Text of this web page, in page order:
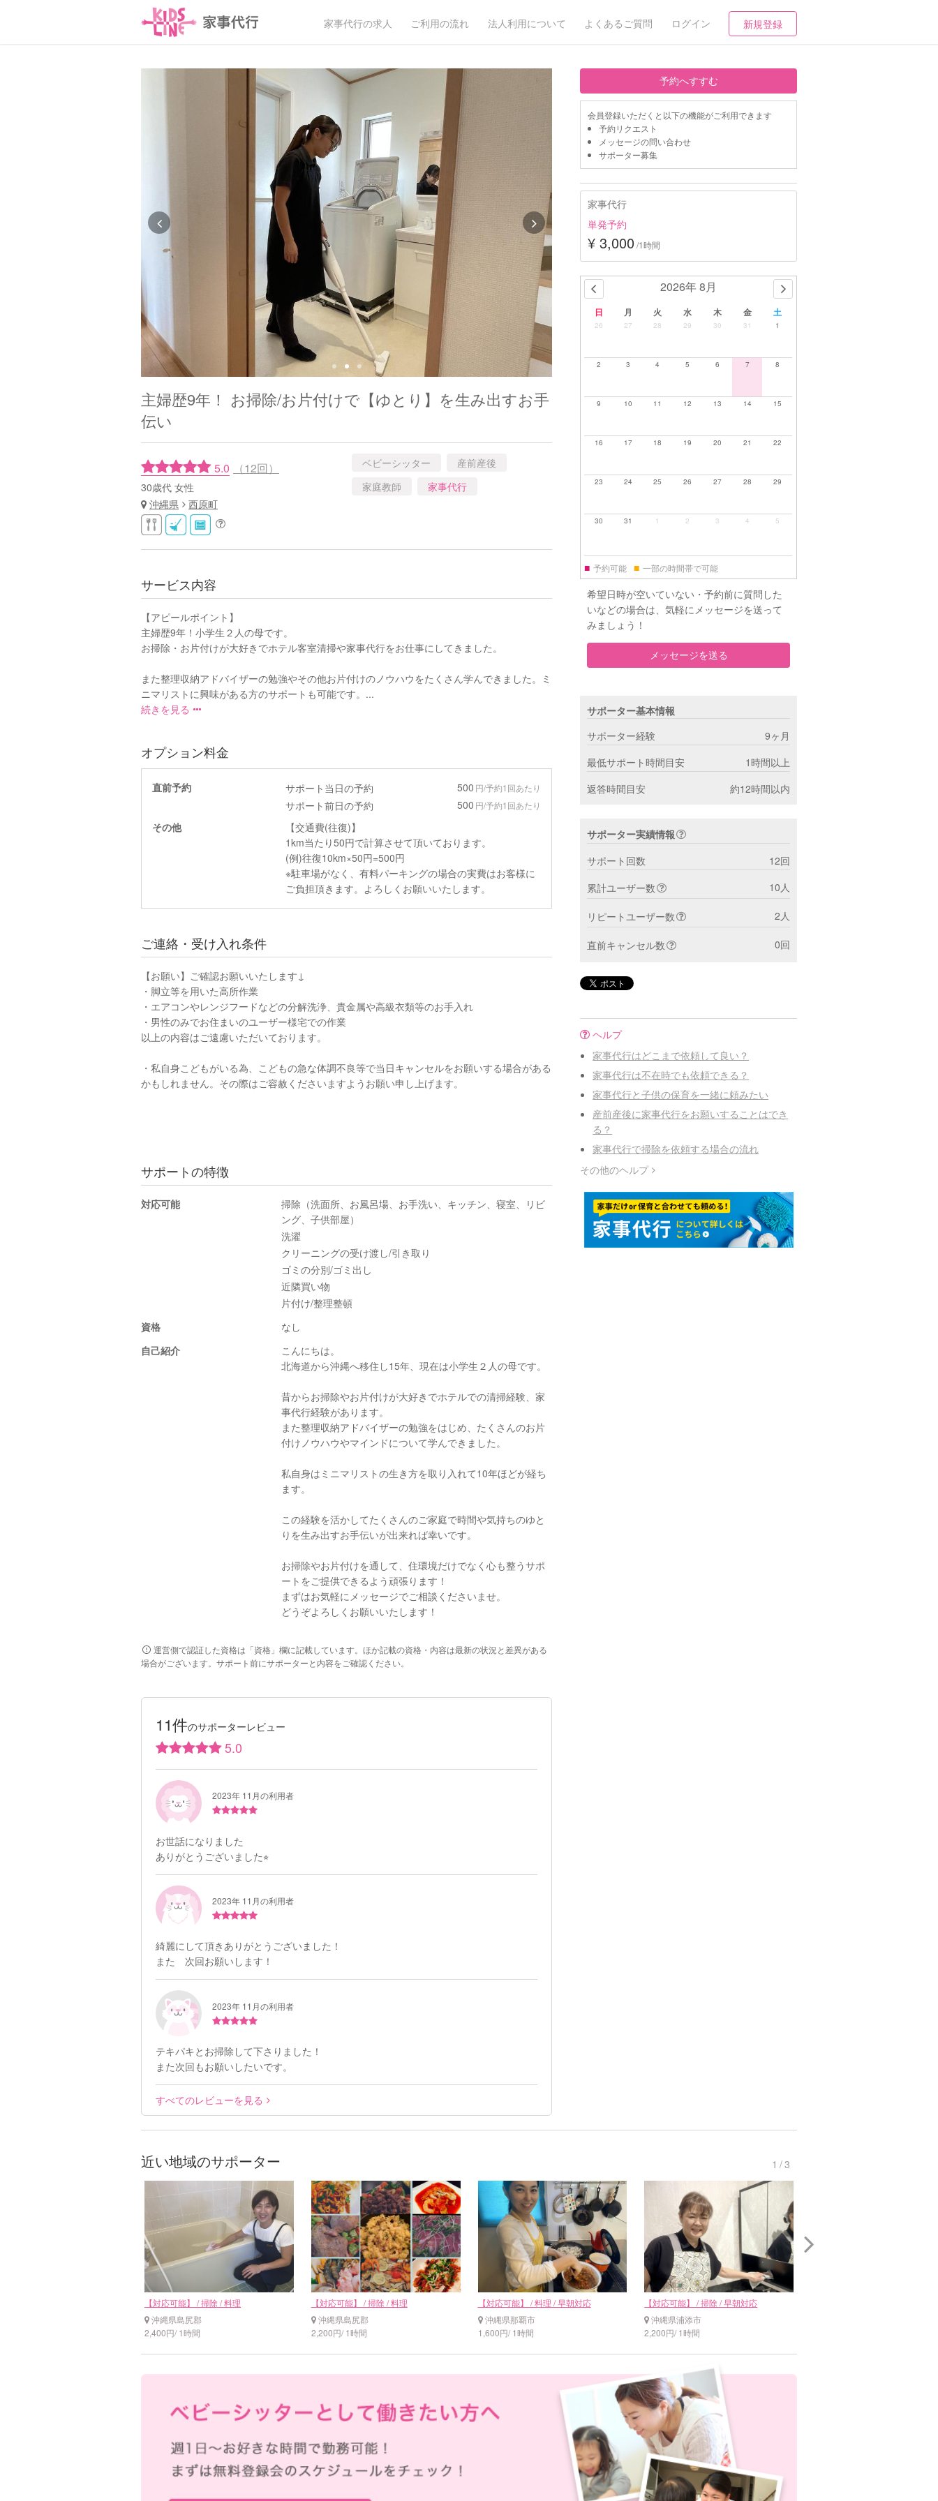
家事代行の求人 ご利用の流れ 法人利用について よくあるご質問 ログイン 新規登録
主婦歴9年！ お掃除/お片付けで【ゆとり】を生み出すお手
伝い
5.0 （12回）
30歳代 女性
沖縄県
西原町
ベビーシッター
産前産後
家庭教師
家事代行
サービス内容
【アピールポイント】
主婦歴9年！小学生２人の母です。
お掃除・お片付けが大好きでホテル客室清掃や家事代行をお仕事にしてきました。
また整理収納アドバイザーの勉強やその他お片付けのノウハウをたくさん学んできました。ミ
ニマリストに興味がある方のサポートも可能です。...
続きを見る
オプション料金
直前予約 サポート当日の予約 500 円/予約1回あたり
サポート前日の予約 500 円/予約1回あたり
その他
【交通費(往復)】
1km当たり50円で計算させて頂いております。
(例)往復10km×50円=500円
※駐車場がなく、有料パーキングの場合の実費はお客様に
ご負担頂きます。よろしくお願いいたします。
ご連絡・受け入れ条件
【お願い】ご確認お願いいたします↓
・脚立等を用いた高所作業
・エアコンやレンジフードなどの分解洗浄、貴金属や高級衣類等のお手入れ
・男性のみでお住まいのユーザー様宅での作業
以上の内容はご遠慮いただいております。
・私自身こどもがいる為、こどもの急な体調不良等で当日キャンセルをお願いする場合がある
かもしれません。その際はご容赦くださいますようお願い申し上げます。
サポートの特徴
対応可能
掃除（洗面所、お風呂場、お手洗い、キッチン、寝室、リビ
ング、子供部屋）
洗濯
クリーニングの受け渡し/引き取り
ゴミの分別/ゴミ出し
近隣買い物
片付け/整理整頓
資格
なし
自己紹介
こんにちは。
北海道から沖縄へ移住し15年、現在は小学生２人の母です。
昔からお掃除やお片付けが大好きでホテルでの清掃経験、家
事代行経験があります。
また整理収納アドバイザーの勉強をはじめ、たくさんのお片
付けノウハウやマインドについて学んできました。
私自身はミニマリストの生き方を取り入れて10年ほどが経ち
ます。
この経験を活かしてたくさんのご家庭で時間や気持ちのゆと
りを生み出すお手伝いが出来れば幸いです。
お掃除やお片付けを通して、住環境だけでなく心も整うサポ
ートをご提供できるよう頑張ります！
まずはお気軽にメッセージでご相談くださいませ。
どうぞよろしくお願いいたします！
運営側で認証した資格は「資格」欄に記載しています。ほか記載の資格・内容は最新の状況と差異がある
場合がございます。サポート前にサポーターと内容をご確認ください。
11件のサポーターレビュー
5.0
2023年 11月の利用者
お世話になりました
ありがとうございました⭐︎
2023年 11月の利用者
綺麗にして頂きありがとうございました！
また 次回お願いします！
2023年 11月の利用者
テキパキとお掃除して下さりました！
また次回もお願いしたいです。
すべてのレビューを見る
予約へすすむ
会員登録いただくと以下の機能がご利用できます
予約リクエスト
メッセージの問い合わせ
サポーター募集
家事代行
単発予約
¥ 3,000 /1時間
2026年 8月
日 月 火 水 木 金 土
26 27 28 29 30 31 1
2 3 4 5 6 7 8
9 10 11 12 13 14 15
16 17 18 19 20 21 22
23 24 25 26 27 28 29
30 31 1 2 3 4 5
■ 予約可能 ■ 一部の時間帯で可能
希望日時が空いていない・予約前に質問した
いなどの場合は、気軽にメッセージを送って
みましょう！
メッセージを送る
サポーター基本情報
サポーター経験
9ヶ月
最低サポート時間目安
1時間以上
返答時間目安
約12時間以内
サポーター実績情報
サポート回数
12回
累計ユーザー数
10人
リピートユーザー数 2人
直前キャンセル数 0回
ヘルプ
家事代行はどこまで依頼して良い？
家事代行は不在時でも依頼できる？
家事代行と子供の保育を一緒に頼みたい
産前産後に家事代行をお願いすることはでき
る？
家事代行で掃除を依頼する場合の流れ
その他のヘルプ
近い地域のサポーター 1 /3
【対応可能】 / 掃除 / 料理
沖縄県島尻郡
2,400円/ 1時間
【対応可能】 / 掃除 / 料理
沖縄県島尻郡
2,200円/ 1時間
【対応可能】 / 料理 / 早朝対応
沖縄県那覇市
1,600円/ 1時間
【対応可能】 / 掃除 / 早朝対応
沖縄県浦添市
2,200円/ 1時間